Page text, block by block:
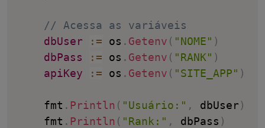
// Acessa as variáveis
dbUser
: = os . Getenv ( "NOME" )
dbPass
: = os . Getenv ( "RANK" )
apiKey
: = os . Getenv ( "SITE_APP" )
	fmt
. Println ( "Usuário:" , dbUser)
	fmt
. Println ( "Rank:" , dbPass )